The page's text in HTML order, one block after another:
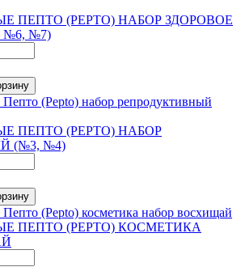
ПЕПТО (PEPTO) НАБОР ЗДОРОВОЕ
№6, №7)
ПЕПТО (PEPTO) НАБОР
(№3, №4)
ПЕПТО (PEPTO) КОСМЕТИКА